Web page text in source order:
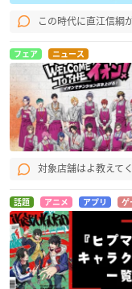
この時代に直江信綱
フェア ニュース
対象店舗はよ教えて
話題 アニメ アプリ ゲ